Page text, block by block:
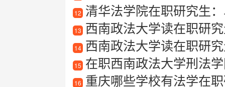
12 清华法学院在职研究生
13 西南政法大学读在职研
14 西南政法大学读在职研
15 在职西南政法大学刑法
16 重庆哪些学校有法学在